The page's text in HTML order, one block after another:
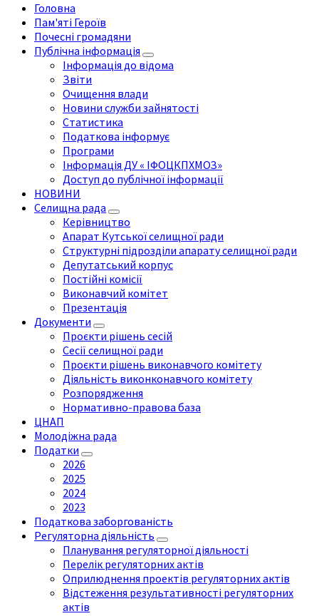
Головна
Пам'яті Героїв
Почесні громадяни
Публічна інформація
Інформація до відома
Звіти
Очищення влади
Новини служби зайнятості
Статистика
Податкова інформує
Програми
Інформація ДУ « ІФОЦКПХМОЗ»
Доступ до публічної інформації
НОВИНИ
Селищна рада
Керівництво
Апарат Кутської селищної ради
Структурні підрозділи апарату селищної ради
Депутатський корпус
Постійні комісії
Виконавчий комітет
Презентація
Документи
Проєкти рішень сесій
Сесії селищної ради
Проєкти рішень виконавчого комітету
Діяльність виконконавчого комітету
Розпорядження
Нормативно-правова база
ЦНАП
Молодіжна рада
Податки
2026
2025
2024
2023
Податкова заборгованість
Регуляторна діяльність
Планування регуляторної діяльності
Перелік регуляторних актів
Оприлюднення проектів регуляторних актів
Відстеження результативності регуляторних
актів